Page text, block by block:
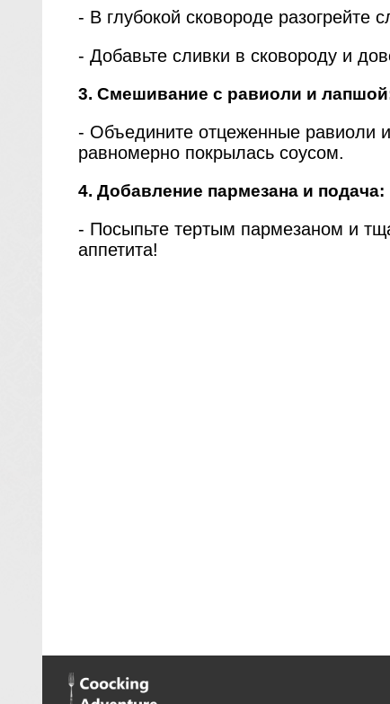
- В глубокой сковороде разогрейте
- Добавьте сливки в сковороду и
3. Смешивание с равиоли и
- Объедините отцеженные равиоли
равномерно покрылась соусом.
4. Добавление пармезана и подача:
- Посыпьте тертым пармезаном и
аппетита!